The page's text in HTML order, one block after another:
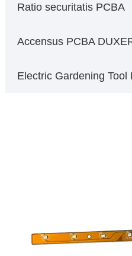
Ratio securitatis PCBA
Accensus PCBA
Electric Gardening Tool